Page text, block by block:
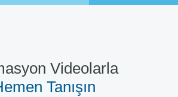
Videolarla
Tanışın